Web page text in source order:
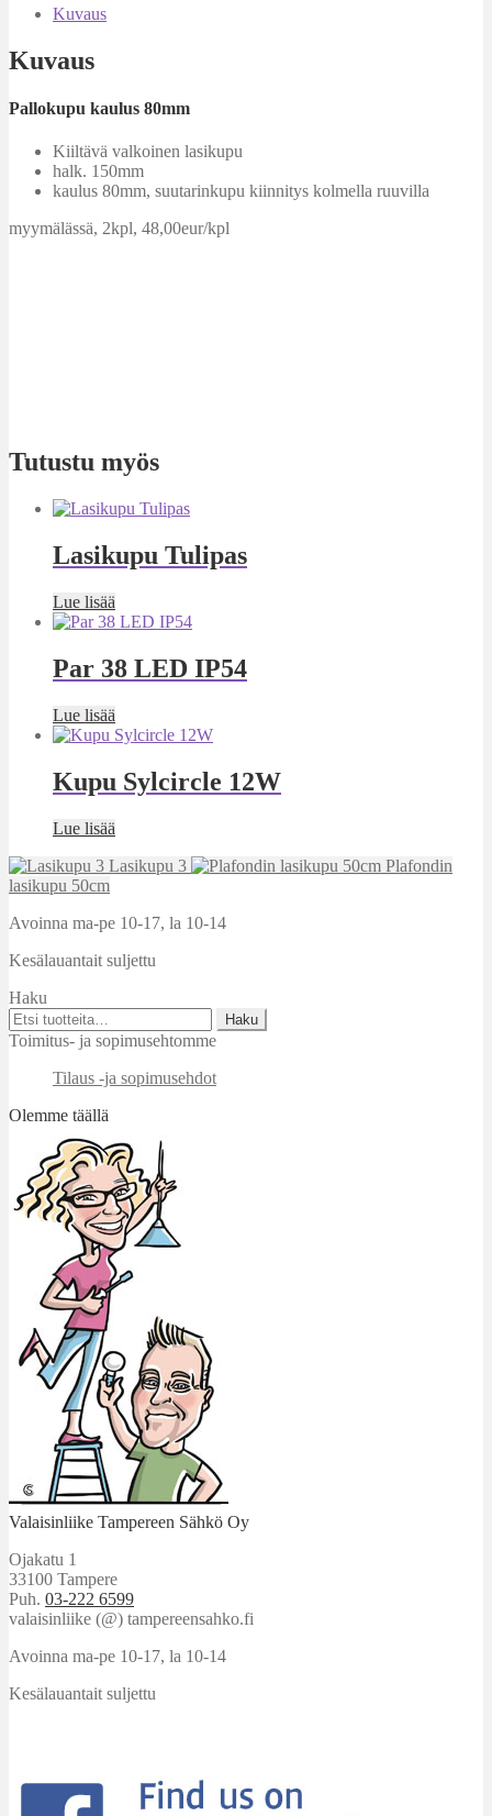
Kuvaus
Kuvaus
Pallokupu kaulus 80mm
Kiiltävä valkoinen lasikupu
halk. 150mm
kaulus 80mm, suutarinkupu kiinnitys kolmella ruuvilla
myymälässä, 2kpl, 48,00eur/kpl
Tutustu myös
Lasikupu Tulipas
Lue lisää
Par 38 LED IP54
Lue lisää
Kupu Sylcircle 12W
Lue lisää
Lasikupu 3
Plafondin
lasikupu 50cm
Avoinna ma-pe 10-17, la 10-14
Kesälauantait suljettu
Haku
Etsi:
Haku
Toimitus- ja sopimusehtomme
Tilaus -ja sopimusehdot
Olemme täällä
Valaisinliike Tampereen Sähkö Oy
Ojakatu 1
33100 Tampere
Puh. 03-222 6599
valaisinliike (@) tampereensahko.fi
Avoinna ma-pe 10-17, la 10-14
Kesälauantait suljettu